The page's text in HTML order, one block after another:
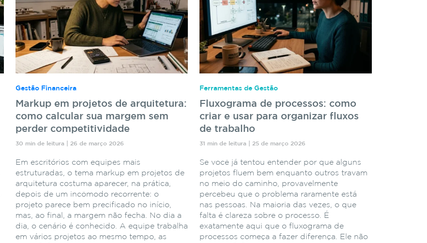
Gestão Financeira
Markup em projetos de arquitetura:
como calcular sua margem sem
perder competitividade
30 min de leitura | 26 de março 2026
Em escritórios com equipes mais
estruturadas, o tema markup em projetos de
arquitetura costuma aparecer, na prática,
depois de um incômodo recorrente: o
projeto parece bem precificado no início,
mas, ao final, a margem não fecha. No dia a
dia, o cenário é conhecido. A equipe trabalha
em vários projetos ao mesmo tempo, as
Ferramentas de Gestão
Fluxograma de processos: como
criar e usar para organizar fluxos
de trabalho
31 min de leitura | 25 de março 2026
Se você já tentou entender por que alguns
projetos fluem bem enquanto outros travam
no meio do caminho, provavelmente
percebeu que o problema raramente está
nas pessoas. Na maioria das vezes, o que
falta é clareza sobre o processo. É
exatamente aqui que o fluxograma de
processos começa a fazer diferença. Ele não